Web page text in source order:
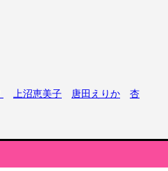
上沼恵美子 唐田えりか
杏